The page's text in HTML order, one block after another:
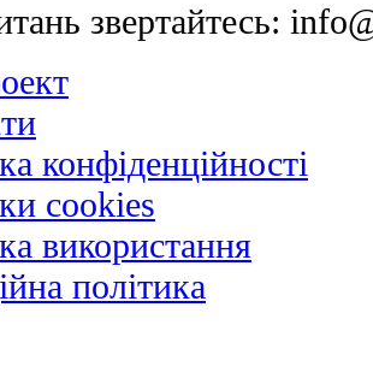
звертайтесь:
конфіденційності
cookies
використання
політика